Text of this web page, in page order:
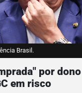
Brasil.
por
em risco